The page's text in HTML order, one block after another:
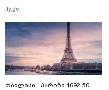
fly.ge
თბილისი - პარიზი 1692.50